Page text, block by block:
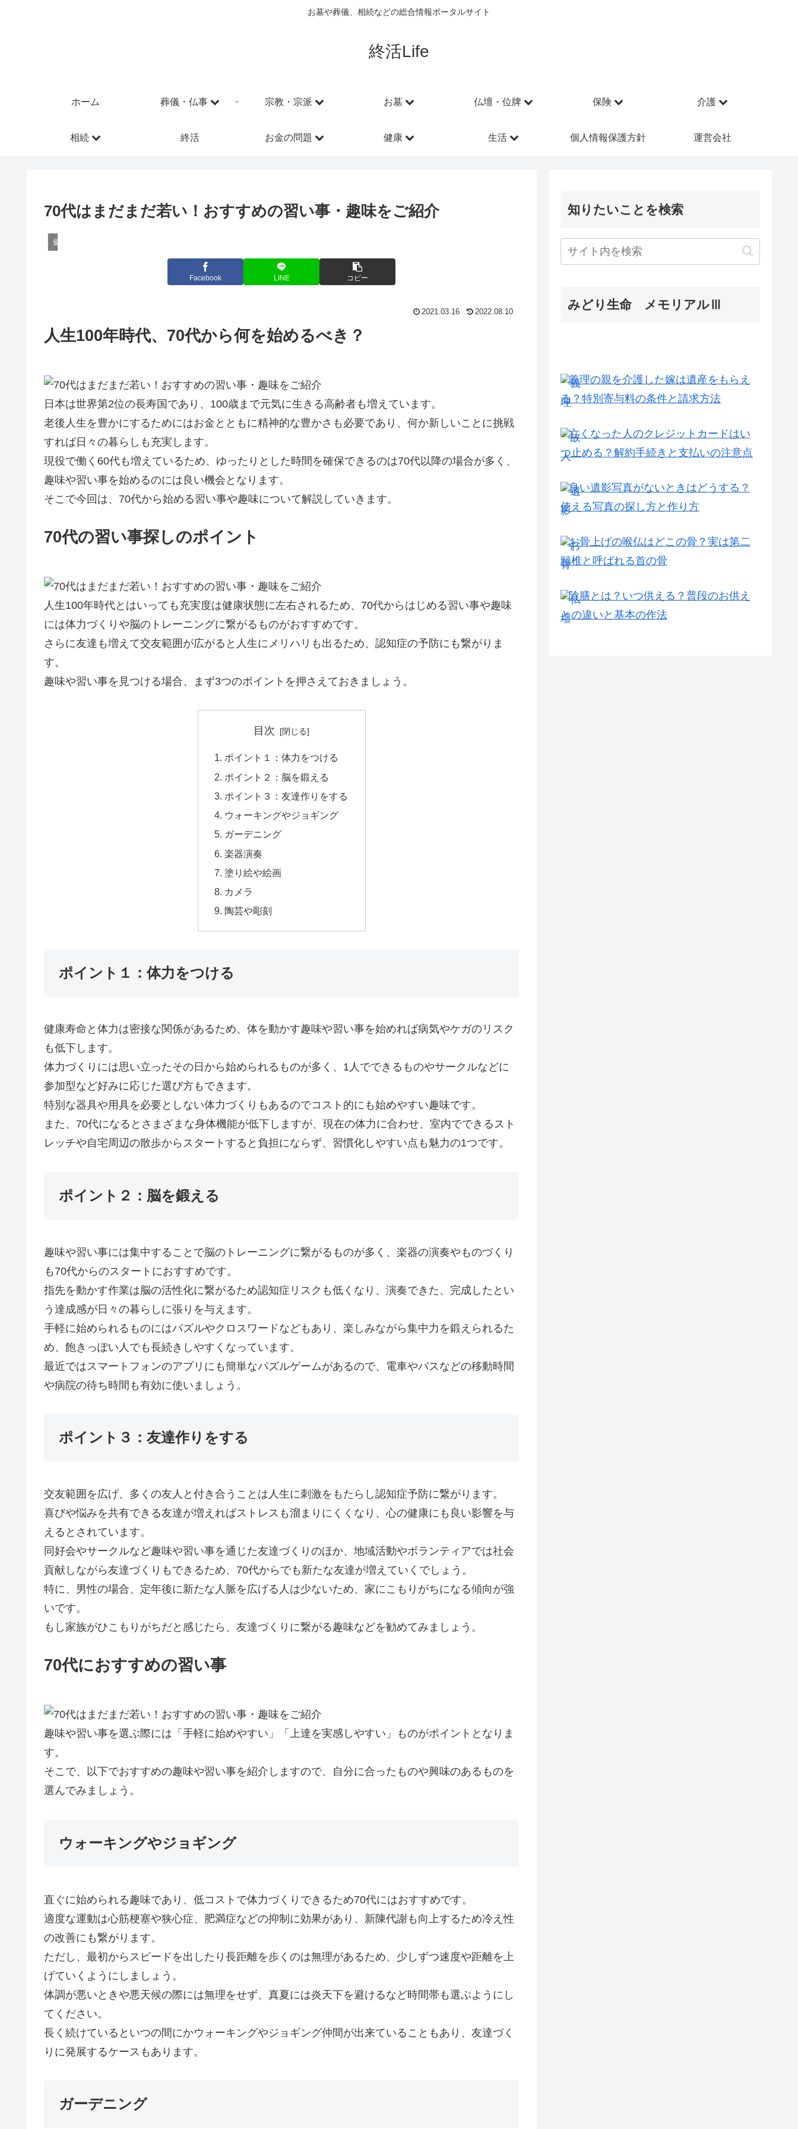
お墓や葬儀、相続などの総合情報ポータルサイト
終活Life
ホーム 葬儀・仏事 宗教・宗派 お墓 仏壇・位牌 保険 介護
相続 終活 お金の問題 健康 生活 個人情報保護方針 運営会社
70代はまだまだ若い！おすすめの習い事・趣味をご紹介
健康
Facebook LINE コピー
2021.03.16 2022.08.10
人生100年時代、70代から何を始めるべき？
日本は世界第2位の長寿国であり、100歳まで元気に生きる高齢者も増えています。
老後人生を豊かにするためにはお金とともに精神的な豊かさも必要であり、何か新しいことに挑戦
すれば日々の暮らしも充実します。
現役で働く60代も増えているため、ゆったりとした時間を確保できるのは70代以降の場合が多く、
趣味や習い事を始めるのには良い機会となります。
そこで今回は、70代から始める習い事や趣味について解説していきます。
70代の習い事探しのポイント
人生100年時代とはいっても充実度は健康状態に左右されるため、70代からはじめる習い事や趣味
には体力づくりや脳のトレーニングに繋がるものがおすすめです。
さらに友達も増えて交友範囲が広がると人生にメリハリも出るため、認知症の予防にも繋がりま
す。
趣味や習い事を見つける場合、まず3つのポイントを押さえておきましょう。
目次
ポイント１：体力をつける
ポイント２：脳を鍛える
ポイント３：友達作りをする
ウォーキングやジョギング
ガーデニング
楽器演奏
塗り絵や絵画
カメラ
陶芸や彫刻
ポイント１：体力をつける
健康寿命と体力は密接な関係があるため、体を動かす趣味や習い事を始めれば病気やケガのリスク
も低下します。
体力づくりには思い立ったその日から始められるものが多く、1人でできるものやサークルなどに
参加型など好みに応じた選び方もできます。
特別な器具や用具を必要としない体力づくりもあるのでコスト的にも始めやすい趣味です。
また、70代になるとさまざまな身体機能が低下しますが、現在の体力に合わせ、室内でできるスト
レッチや自宅周辺の散歩からスタートすると負担にならず、習慣化しやすい点も魅力の1つです。
ポイント２：脳を鍛える
趣味や習い事には集中することで脳のトレーニングに繋がるものが多く、楽器の演奏やものづくり
も70代からのスタートにおすすめです。
指先を動かす作業は脳の活性化に繋がるため認知症リスクも低くなり、演奏できた、完成したとい
う達成感が日々の暮らしに張りを与えます。
手軽に始められるものにはパズルやクロスワードなどもあり、楽しみながら集中力を鍛えられるた
め、飽きっぽい人でも長続きしやすくなっています。
最近ではスマートフォンのアプリにも簡単なパズルゲームがあるので、電車やバスなどの移動時間
や病院の待ち時間も有効に使いましょう。
ポイント３：友達作りをする
交友範囲を広げ、多くの友人と付き合うことは人生に刺激をもたらし認知症予防に繋がります。
喜びや悩みを共有できる友達が増えればストレスも溜まりにくくなり、心の健康にも良い影響を与
えるとされています。
同好会やサークルなど趣味や習い事を通じた友達づくりのほか、地域活動やボランティアでは社会
貢献しながら友達づくりもできるため、70代からでも新たな友達が増えていくでしょう。
特に、男性の場合、定年後に新たな人脈を広げる人は少ないため、家にこもりがちになる傾向が強
いです。
もし家族がひこもりがちだと感じたら、友達づくりに繋がる趣味などを勧めてみましょう。
70代におすすめの習い事
趣味や習い事を選ぶ際には「手軽に始めやすい」「上達を実感しやすい」ものがポイントとなりま
す。
そこで、以下でおすすめの趣味や習い事を紹介しますので、自分に合ったものや興味のあるものを
選んでみましょう。
ウォーキングやジョギング
直ぐに始められる趣味であり、低コストで体力づくりできるため70代にはおすすめです。
適度な運動は心筋梗塞や狭心症、肥満症などの抑制に効果があり、新陳代謝も向上するため冷え性
の改善にも繋がります。
ただし、最初からスピードを出したり長距離を歩くのは無理があるため、少しずつ速度や距離を上
げていくようにしましょう。
体調が悪いときや悪天候の際には無理をせず、真夏には炎天下を避けるなど時間帯も選ぶようにし
てください。
長く続けているといつの間にかウォーキングやジョギング仲間が出来ていることもあり、友達づく
りに発展するケースもあります。
ガーデニング
知りたいことを検索
みどり生命 メモリアルⅢ
義理の親を介護した嫁は遺産をもらえ
る？特別寄与料の条件と請求方法
亡くなった人のクレジットカードはい
つ止める？解約手続きと支払いの注意点
良い遺影写真がないときはどうする？
使える写真の探し方と作り方
お骨上げの喉仏はどこの骨？実は第二
頸椎と呼ばれる首の骨
陰膳とは？いつ供える？普段のお供え
との違いと基本の作法